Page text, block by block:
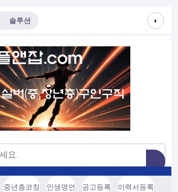
솔루션 ◐
중년층코칭 인생명언 공고등록 이력서등록